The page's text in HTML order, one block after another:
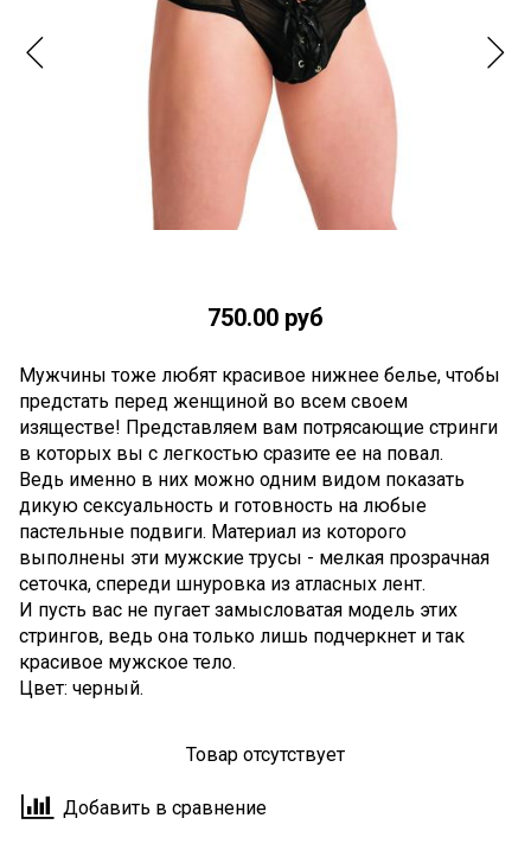
750.00 руб
Мужчины тоже любят красивое нижнее белье, чтобы
предстать перед женщиной во всем своем
изяществе! Представляем вам потрясающие стринги
в которых вы с легкостью сразите ее на повал.
Ведь именно в них можно одним видом показать
дикую сексуальность и готовность на любые
пастельные подвиги. Материал из которого
выполнены эти мужские трусы - мелкая прозрачная
сеточка, спереди шнуровка из атласных лент.
И пусть вас не пугает замысловатая модель этих
стрингов, ведь она только лишь подчеркнет и так
красивое мужское тело.
Цвет: черный.
Товар отсутствует
Добавить в сравнение